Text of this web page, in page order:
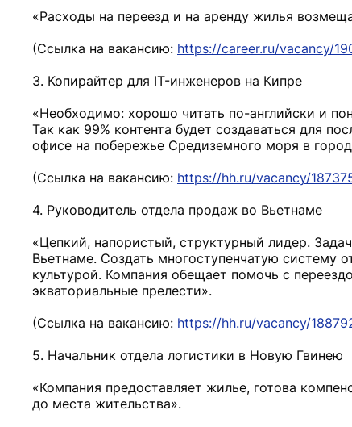
«Расходы на переезд и на аренду жилья
(Ссылка на вакансию: https://career.ru/vacancy/
3. Копирайтер для IT-инженеров на Кипре
«Необходимо: хорошо читать по-английски и
Так как 99% контента будет создаваться для
офисе на побережье Средиземного моря в
(Ссылка на вакансию: https://hh.ru/vacancy/
4. Руководитель отдела продаж во Вьетнаме
«Цепкий, напористый, структурный лидер.
Вьетнаме. Создать многоступенчатую систему
культурой. Компания обещает помочь с
экваториальные прелести».
(Ссылка на вакансию: https://hh.ru/vacancy/
5. Начальник отдела логистики в Новую Гвинею
«Компания предоставляет жилье, готова
до места жительства».